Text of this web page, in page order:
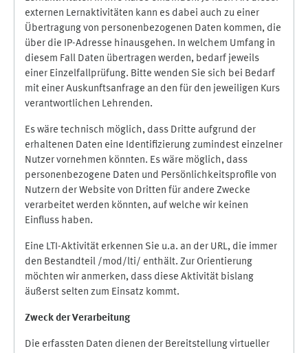
externen Lernaktivitäten kann es dabei auch zu einer
Übertragung von personenbezogenen Daten kommen, die
über die IP-Adresse hinausgehen. In welchem Umfang in
diesem Fall Daten übertragen werden, bedarf jeweils
einer Einzelfallprüfung. Bitte wenden Sie sich bei Bedarf
mit einer Auskunftsanfrage an den für den jeweiligen Kurs
verantwortlichen Lehrenden.
Es wäre technisch möglich, dass Dritte aufgrund der
erhaltenen Daten eine Identifizierung zumindest einzelner
Nutzer vornehmen könnten. Es wäre möglich, dass
personenbezogene Daten und Persönlichkeitsprofile von
Nutzern der Website von Dritten für andere Zwecke
verarbeitet werden könnten, auf welche wir keinen
Einfluss haben.
Eine LTI-Aktivität erkennen Sie u.a. an der URL, die immer
den Bestandteil /mod/lti/ enthält. Zur Orientierung
möchten wir anmerken, dass diese Aktivität bislang
äußerst selten zum Einsatz kommt.
Zweck der Verarbeitung
Die erfassten Daten dienen der Bereitstellung virtueller